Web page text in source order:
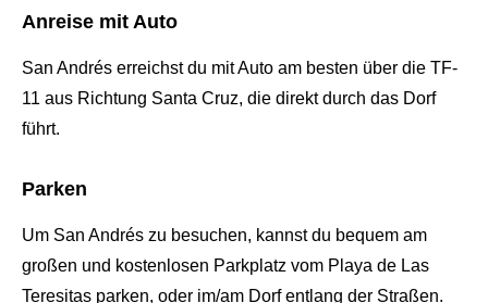
Anreise mit Auto
San Andrés erreichst du mit Auto am besten über die TF-
11 aus Richtung Santa Cruz, die direkt durch das Dorf
führt.
Parken
Um San Andrés zu besuchen, kannst du bequem am
großen und kostenlosen Parkplatz vom Playa de Las
Teresitas parken, oder im/am Dorf entlang der Straßen.